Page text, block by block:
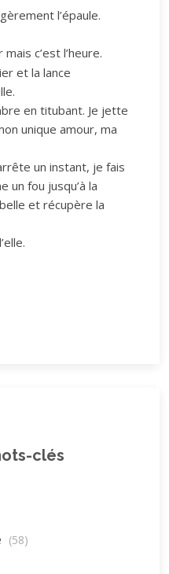
l’épaule.
c’est l’heure.
et la lance
en titubant. Je jette
unique amour, ma
un instant, je fais
un fou jusqu’à la
et récupère la
clés
(58)